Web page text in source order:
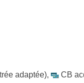
adaptée),
CB